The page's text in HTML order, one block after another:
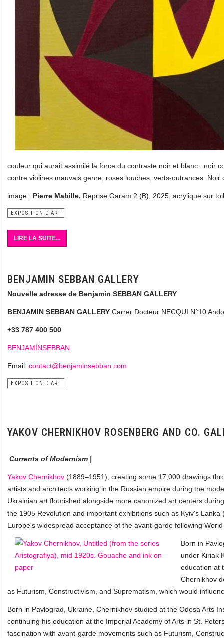
couleur qui aurait assimilé la force du contraste noir et blanc : noir
contre violines mauvais genre, roses louches, verts-outrances.
image : Pierre Mabille, Reprise Garam 2 (B), 2025, acrylique sur
EXPOSITION D'ART
LIRE LA SUITE...
BENJAMIN SEBBAN GALLERY
Nouvelle adresse de Benjamin SEBBAN GALLERY
BENJAMIN SEBBAN GALLERY Carrer Docteur NECQUI N°10
+33 787 400 500
BENJAMÍNSEBBAN
Email: contact@benjaminsebban.com
EXPOSITION D'ART
YAKOV CHERNIKHOV ROSENBERG AND CO.
Currents of Modernism |
Yakov Chernikhov (1889–1951), creating some 17,000 drawings
artists and architects working in the Russian empire during the
Ukrainian art flourished alongside more canonized art centers
the 1905 Revolution and important exhibitions such as Kyiv's
Europe's widespread acceptance of the avant-garde following
Born in
under Kiriak
education at
Chernikhov
as Futurism, Constructivism, and Suprematism, which would
Born in Pavlograd, Ukraine, Chernikhov studied at the Odesa Arts
continuing his education at the Imperial Academy of Arts in St.
fascination with avant-garde movements such as Futurism,